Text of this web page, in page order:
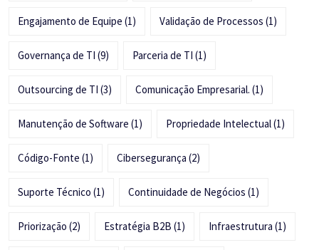
Engajamento de Equipe (1) Validação de Processos (1)
Governança de TI (9) Parceria de TI (1)
Outsourcing de TI (3) Comunicação Empresarial. (1)
Manutenção de Software (1) Propriedade Intelectual(1)
Código-Fonte (1) Cibersegurança (2)
Suporte Técnico (1) Continuidade de Negócios (1)
Priorização (2) Estratégia B2B (1) Infraestrutura (1)